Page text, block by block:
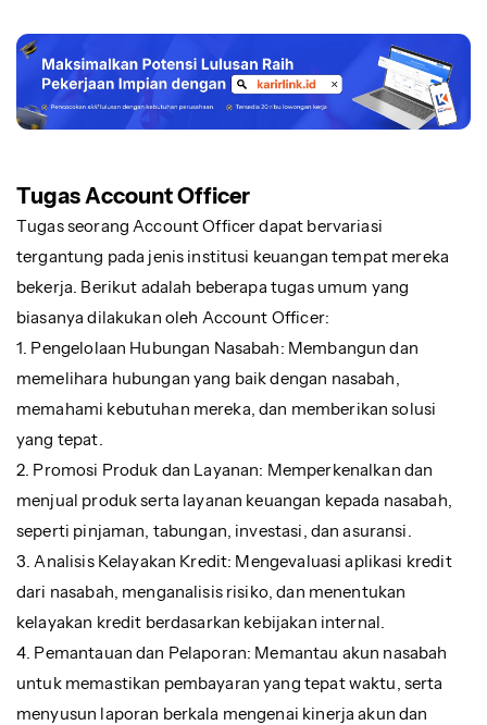
Tugas Account Officer
Tugas seorang Account Officer dapat bervariasi
tergantung pada jenis institusi keuangan tempat mereka
bekerja. Berikut adalah beberapa tugas umum yang
biasanya dilakukan oleh Account Officer:
1. Pengelolaan Hubungan Nasabah: Membangun dan
memelihara hubungan yang baik dengan nasabah,
memahami kebutuhan mereka, dan memberikan solusi
yang tepat.
2. Promosi Produk dan Layanan: Memperkenalkan dan
menjual produk serta layanan keuangan kepada nasabah,
seperti pinjaman, tabungan, investasi, dan asuransi.
3. Analisis Kelayakan Kredit: Mengevaluasi aplikasi kredit
dari nasabah, menganalisis risiko, dan menentukan
kelayakan kredit berdasarkan kebijakan internal.
4. Pemantauan dan Pelaporan: Memantau akun nasabah
untuk memastikan pembayaran yang tepat waktu, serta
menyusun laporan berkala mengenai kinerja akun dan